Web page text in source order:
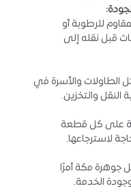
:
للرطوبة أو
قبل نقله إلى
الطاولات والأسرة في
النقل والتخزين.
على كل قطعة
لاسترجاعها.
جوهرة مكة أمرًا
الخدمة.